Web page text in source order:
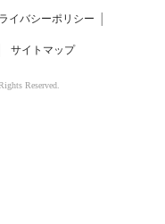
イバシーポリシー
サイトマップ
Reserved.